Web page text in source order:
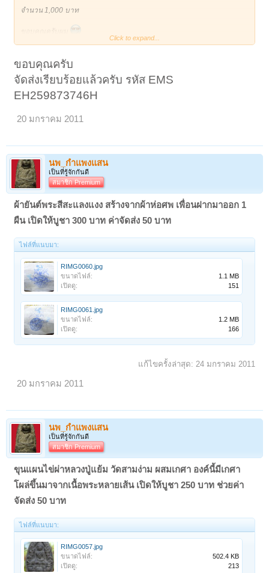
จำนวน 1,000 บาท
Click to expand...
ขอบคุณครับ
จัดส่งเรียบร้อยแล้วครับ รหัส EMS
EH259873746H
20 มกราคม 2011
นพ_กำแพงแสน
เป็นที่รู้จักกันดี
สมาชิก Premium
ผ้ายันต์พระสีสะแลงแงง สร้างจากผ้าห่อศพ เพื่อนฝากมาออก 1
ผืน เปิดให้บูชา 300 บาท ค่าจัดส่ง 50 บาท
ไฟล์ที่แนบมา:
RIMG0060.jpg
ขนาดไฟล์:
1.1 MB
เปิดดู:
151
RIMG0061.jpg
ขนาดไฟล์:
1.2 MB
เปิดดู:
166
แก้ไขครั้งล่าสุด: 24 มกราคม 2011
20 มกราคม 2011
นพ_กำแพงแสน
เป็นที่รู้จักกันดี
สมาชิก Premium
ขุนแผนไข่ผ่าหลวงปู่แย้ม วัดสามง่าม ผสมเกศา องค์นี้มีเกศา
โผล่ขึ้นมาจากเนื้อพระหลายเส้น เปิดให้บูชา 250 บาท ช่วยค่า
จัดส่ง 50 บาท
ไฟล์ที่แนบมา:
RIMG0057.jpg
ขนาดไฟล์:
502.4 KB
เปิดดู:
213